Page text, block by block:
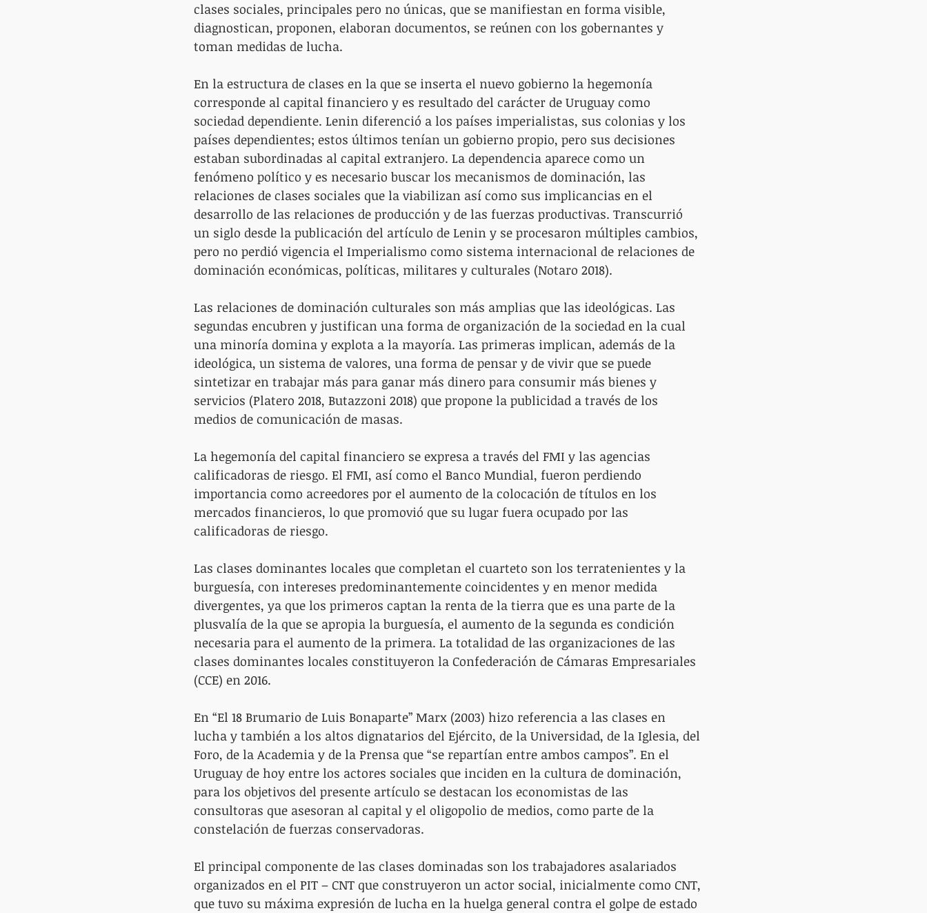
clases sociales, principales pero no únicas, que se manifiestan en forma visible,
diagnostican, proponen, elaboran documentos, se reúnen con los gobernantes y
toman medidas de lucha.
En la estructura de clases en la que se inserta el nuevo gobierno la hegemonía
corresponde al capital financiero y es resultado del carácter de Uruguay como
sociedad dependiente. Lenin diferenció a los países imperialistas, sus colonias y los
países dependientes; estos últimos tenían un gobierno propio, pero sus decisiones
estaban subordinadas al capital extranjero. La dependencia aparece como un
fenómeno político y es necesario buscar los mecanismos de dominación, las
relaciones de clases sociales que la viabilizan así como sus implicancias en el
desarrollo de las relaciones de producción y de las fuerzas productivas. Transcurrió
un siglo desde la publicación del artículo de Lenin y se procesaron múltiples cambios,
pero no perdió vigencia el Imperialismo como sistema internacional de relaciones de
dominación económicas, políticas, militares y culturales (Notaro 2018).
Las relaciones de dominación culturales son más amplias que las ideológicas. Las
segundas encubren y justifican una forma de organización de la sociedad en la cual
una minoría domina y explota a la mayoría. Las primeras implican, además de la
ideológica, un sistema de valores, una forma de pensar y de vivir que se puede
sintetizar en trabajar más para ganar más dinero para consumir más bienes y
servicios (Platero 2018, Butazzoni 2018) que propone la publicidad a través de los
medios de comunicación de masas.
La hegemonía del capital financiero se expresa a través del FMI y las agencias
calificadoras de riesgo. El FMI, así como el Banco Mundial, fueron perdiendo
importancia como acreedores por el aumento de la colocación de títulos en los
mercados financieros, lo que promovió que su lugar fuera ocupado por las
calificadoras de riesgo.
Las clases dominantes locales que completan el cuarteto son los terratenientes y la
burguesía, con intereses predominantemente coincidentes y en menor medida
divergentes, ya que los primeros captan la renta de la tierra que es una parte de la
plusvalía de la que se apropia la burguesía, el aumento de la segunda es condición
necesaria para el aumento de la primera. La totalidad de las organizaciones de las
clases dominantes locales constituyeron la Confederación de Cámaras Empresariales
(CCE) en 2016.
En “El 18 Brumario de Luis Bonaparte” Marx (2003) hizo referencia a las clases en
lucha y también a los altos dignatarios del Ejército, de la Universidad, de la Iglesia, del
Foro, de la Academia y de la Prensa que “se repartían entre ambos campos”. En el
Uruguay de hoy entre los actores sociales que inciden en la cultura de dominación,
para los objetivos del presente artículo se destacan los economistas de las
consultoras que asesoran al capital y el oligopolio de medios, como parte de la
constelación de fuerzas conservadoras.
El principal componente de las clases dominadas son los trabajadores asalariados
organizados en el PIT – CNT que construyeron un actor social, inicialmente como CNT,
que tuvo su máxima expresión de lucha en la huelga general contra el golpe de estado